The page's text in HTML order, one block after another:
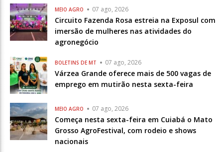
MEIO AGRO 07 ago, 2026
Circuito Fazenda Rosa estreia na Exposul com
imersão de mulheres nas atividades do
agronegócio
BOLETINS DE MT 07 ago, 2026
Várzea Grande oferece mais de 500 vagas de
emprego em mutirão nesta sexta-feira
MEIO AGRO 07 ago, 2026
Começa nesta sexta-feira em Cuiabá o Mato
Grosso AgroFestival, com rodeio e shows
nacionais